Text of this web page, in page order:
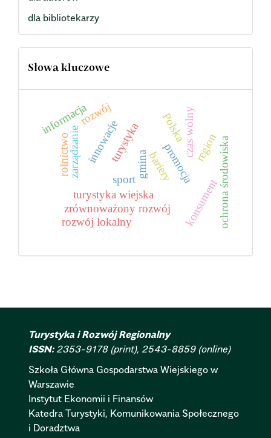
dla bibliotekarzy
Słowa kluczowe
turystyka promocja
turystyka wiejska
zrównoważony rozwój
rozwój lokalny
innowacje gmina
czas wolnyregion
Polska
zarządzanie
informacja
rolnictwo
rozwój
konsument
bariery ochrona środowiska
sport
Turystyka i Rozwój Regionalny
ISSN: 2353-9178 (print), 2543-8859 (online)
Szkoła Główna Gospodarstwa Wiejskiego w
Warszawie
Instytut Ekonomii i Finansów
Katedra Turystyki, Komunikowania Społecznego
i Doradztwa